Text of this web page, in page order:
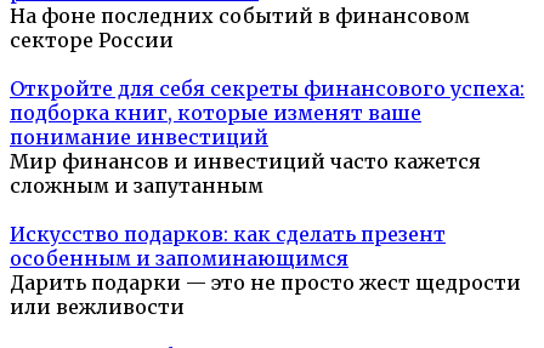
На фоне последних событий в финансовом
секторе России
Откройте для себя секреты финансового успеха:
подборка книг, которые изменят ваше
понимание инвестиций
Мир финансов и инвестиций часто кажется
сложным и запутанным
Искусство подарков: как сделать презент
особенным и запоминающимся
Дарить подарки — это не просто жест щедрости
или вежливости